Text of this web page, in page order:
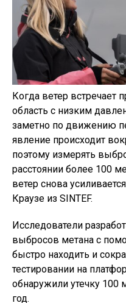
Когда ветер встречает
область с низким
заметно по движению
явление происходит
поэтому измерять
расстоянии более 100
ветер снова
Краузе из SINTEF.
Исследователи
выбросов метана с
быстро находить и
тестировании на
обнаружили утечку 100
год.